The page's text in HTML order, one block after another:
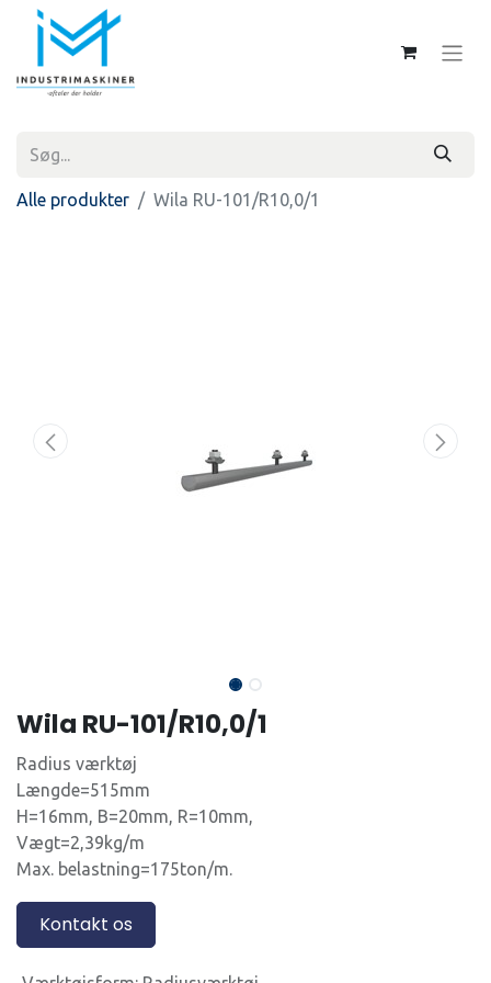
Alle produkter Wila RU-101/R10,0/1
Wila RU-101/R10,0/1
Radius værktøj
Længde=515mm
H=16mm, B=20mm, R=10mm,
Vægt=2,39kg/m
Max. belastning=175ton/m.
Kontakt os